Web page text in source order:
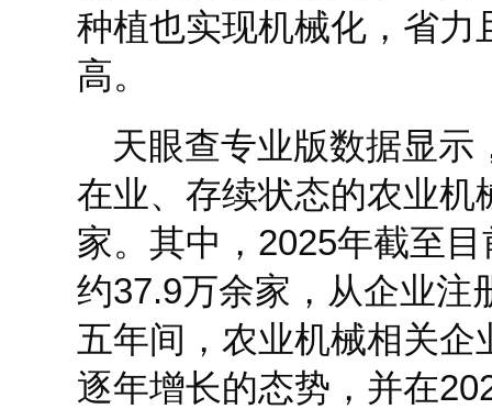
种植也实现机械化，省力
高。
天眼查专业版数据显示
在业、存续状态的农业机
家。其中，2025年截至
约37.9万余家，从企业注
五年间，农业机械相关企
逐年增长的态势，并在